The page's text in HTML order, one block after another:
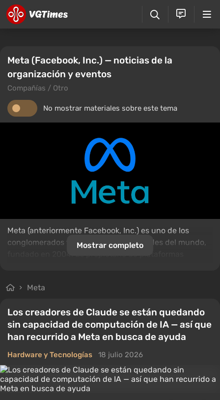
Meta (Facebook, Inc.) — noticias de la
organización y eventos
Compañías / Otro
No mostrar materiales sobre este tema
Meta (anteriormente Facebook, Inc.) es uno de los
conglomerados tecnológicos más grandes del mundo,
Instagram
mundo y les ofrecen la posibilidad de comunicarse,
intercambiar información, entretenerse y mucho más.
La empresa Meta ha sido reconocida en Rusia como
una organización extremista y está prohibida.
Mostrar completo
Meta
Los creadores de Claude se están quedando
sin capacidad de computación de IA — así que
han recurrido a Meta en busca de ayuda
Hardware y Tecnologías 18 julio 2026